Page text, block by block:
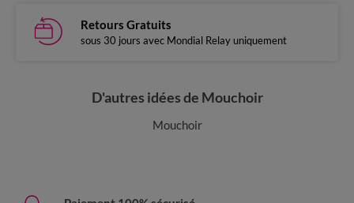
Retours Gratuits
sous 30 jours avec Mondial Relay uniquement
D'autres idées de Mouchoir
Mouchoir